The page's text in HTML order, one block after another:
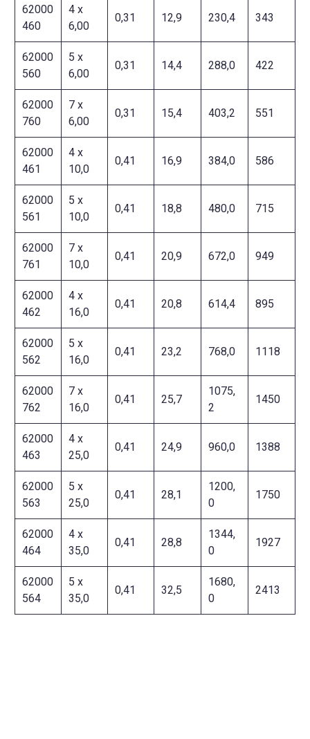
62000
460
4 x
6,00
0,31 12,9 230,4 343
62000
560
5 x
6,00
0,31 14,4 288,0 422
62000
760
7 x
6,00
0,31 15,4 403,2 551
62000
461
4 x
10,0
0,41 16,9 384,0 586
62000
561
5 x
10,0
0,41 18,8 480,0 715
62000
761
7 x
10,0
0,41 20,9 672,0 949
62000
462
4 x
16,0
0,41 20,8 614,4 895
62000
562
5 x
16,0
0,41 23,2 768,0 1118
62000
762
7 x
16,0
0,41 25,7
1075,
2
1450
62000
463
4 x
25,0
0,41 24,9 960,0 1388
62000
563
5 x
25,0
0,41 28,1
1200,
0
1750
62000
464
4 x
35,0
0,41 28,8
1344,
0
1927
62000
564
5 x
35,0
0,41 32,5
1680,
0
2413